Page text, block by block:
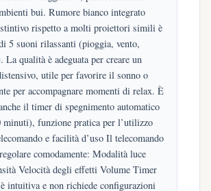
bui. Rumore bianco integrato
rispetto a molti proiettori simili è
5 suoni rilassanti (pioggia, vento,
La qualità è adeguata per creare un
utile per favorire il sonno o
per accompagnare momenti di relax. È
il timer di spegnimento automatico
minuti), funzione pratica per l’utilizzo
e facilità d’uso Il telecomando
comodamente: Modalità luce
Velocità degli effetti Volume Timer
intuitiva e non richiede configurazioni